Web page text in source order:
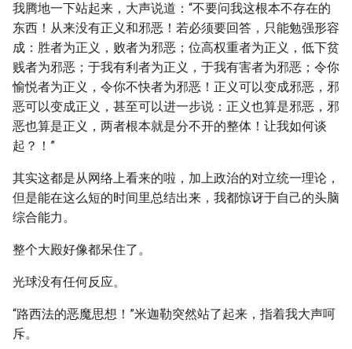
我腾地一下站起来，大声说道：“不要问我这根本不存在的
东西！从来没有正义和邪恶！若必须要回答，只能勉强形容
成：胜者为正义，败者为邪恶；位高权重者为正义，低下贫
贱者为邪恶；于我有利者为正义，于我有害者为邪恶；令你
愉悦者为正义，令你不快者为邪恶！正义可以变成邪恶，邪
恶可以变成正义，甚至可以进一步说：正义也算是邪恶，邪
恶也算是正义，两者根本就是分不开的整体！让我如何谈
起？！”
其实这都是从网络上看来的啦，加上政治的对立统一理论，
但是能在这么短的时间里总结出来，我都惊讶于自己的头脑
综合能力。
整个大殿好像都呆住了。
光球没有任何反应。
“路西法的恶魔思想！”米迦勒突然站了起来，指着我大声呵
斥。